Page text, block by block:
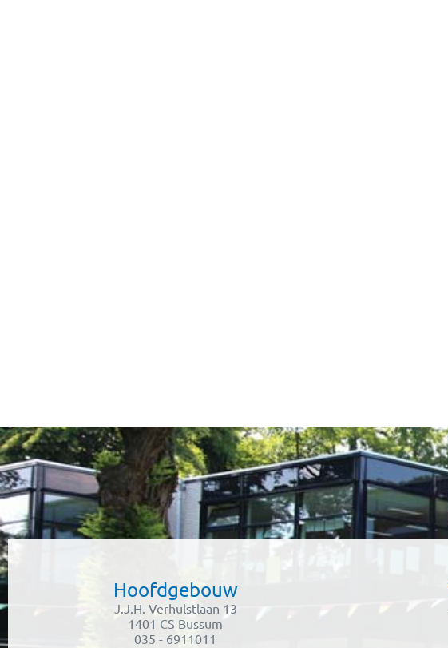
Hoofdgebouw
J.J.H. Verhulstlaan 13
1401 CS Bussum
035 - 6911011